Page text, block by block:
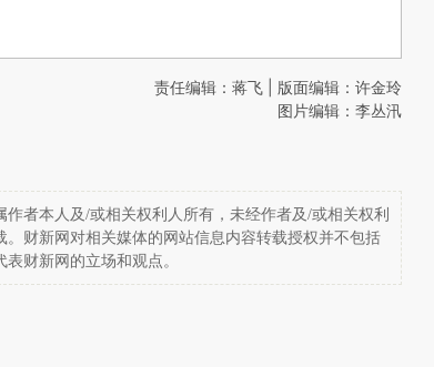
责任编辑：蒋飞 | 版面编辑：许金玲
图片编辑：李丛汛
者本人及/或相关权利人所有，未经作者及/或相关权利
财新网对相关媒体的网站信息内容转载授权并不包括
财新网的立场和观点。